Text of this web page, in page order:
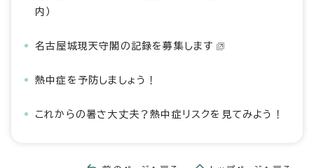
内）
名古屋城現天守閣の記録を募集します
熱中症を予防しましょう！
これからの暑さ大丈夫？熱中症リスクを見てみよう！